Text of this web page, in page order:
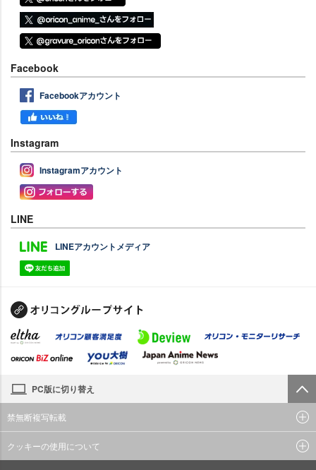
Facebook
Facebookアカウント
Instagram
Instagramアカウント
LINE
LINEアカウントメディア
PC版に切り替え
禁無断複写転載
クッキーの使用について